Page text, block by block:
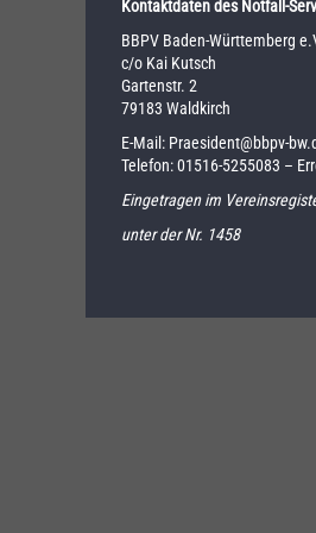
Kontaktdaten des Notfall-
BBPV Baden-Württemberg
c/o Kai Kutsch
Gartenstr. 2
79183 Waldkirch
E-Mail: Praesident@bbpv-
Telefon:01516-5255083 –
Eingetragen im
unter der Nr. 1458